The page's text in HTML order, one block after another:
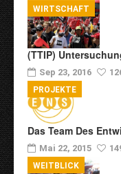
(TTIP)
Sep 23, 2016
WIRTSCHAFT
Das Team Des
Mai 22, 2015
PROJEKTE
WEITBLICK